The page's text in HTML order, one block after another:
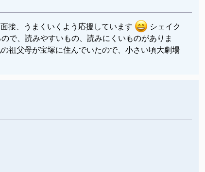
接、うまくいくよう応援しています
シェイク
で、読みやすいもの、読みにくいものがありま
祖父母が宝塚に住んでいたので、小さい頃大劇場